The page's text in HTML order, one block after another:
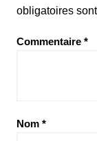
obligatoires
Commentaire *
Nom *